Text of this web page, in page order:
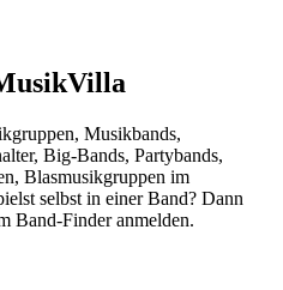
Musikbands,
Big-Bands, Partybands,
Blasmusikgruppen im
selbst in einer Band? Dann
Band-Finder anmelden.